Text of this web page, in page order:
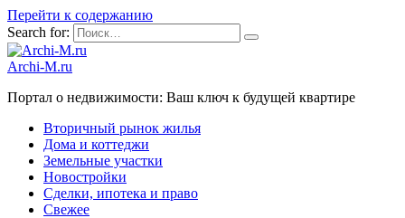
Перейти к содержанию
Search for:
Archi-M.ru
Портал о недвижимости: Ваш ключ к будущей квартире
Вторичный рынок жилья
Дома и коттеджи
Земельные участки
Новостройки
Сделки, ипотека и право
Свежее